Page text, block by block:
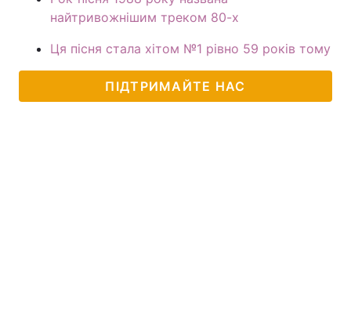
найтривожнішим треком 80-х
Ця пісня стала хітом №1 рівно 59 років тому
ПІДТРИМАЙТЕ НАС